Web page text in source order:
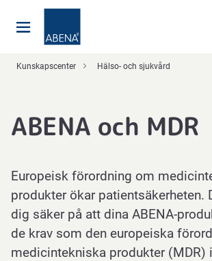
Kunskapscenter Hälso- och sjukvård
ABENA och MDR
Europeisk förordning om
produkter ökar patientsäkerheten.
dig säker på att dina ABENA-
de krav som den europeiska
medicintekniska produkter (MDR)